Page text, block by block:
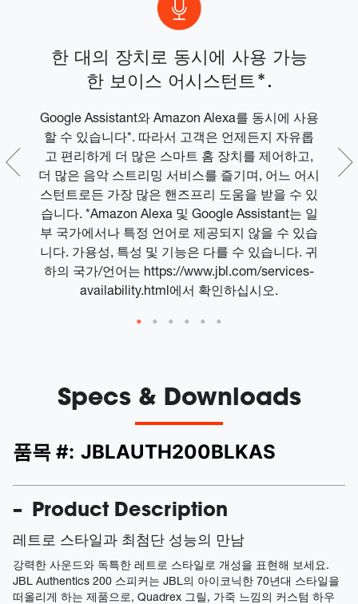
한 대의 장치로 동시에 사용 가능
한 보이스 어시스턴트*.
Google Assistant와 Amazon Alexa를 동시에 사용
할 수 있습니다*. 따라서 고객은 언제든지 자유롭
고 편리하게 더 많은 스마트 홈 장치를 제어하고,
더 많은 음악 스트리밍 서비스를 즐기며, 어느 어시
스턴트로든 가장 많은 핸즈프리 도움을 받을 수 있
습니다. *Amazon Alexa 및 Google Assistant는 일
부 국가에서나 특정 언어로 제공되지 않을 수 있습
니다. 가용성, 특성 및 기능은 다를 수 있습니다. 귀
하의 국가/언어는 https://www.jbl.com/services-
availability.html에서 확인하십시오.
Specs & Downloads
품목 #: JBLAUTH200BLKAS
Product Description
레트로 스타일과 최첨단 성능의 만남
강력한 사운드와 독특한 레트로 스타일로 개성을 표현해 보세요.
JBL Authentics 200 스피커는 JBL의 아이코닉한 70년대 스타일을
떠올리게 하는 제품으로, Quadrex 그릴, 가죽 느낌의 커스텀 하우